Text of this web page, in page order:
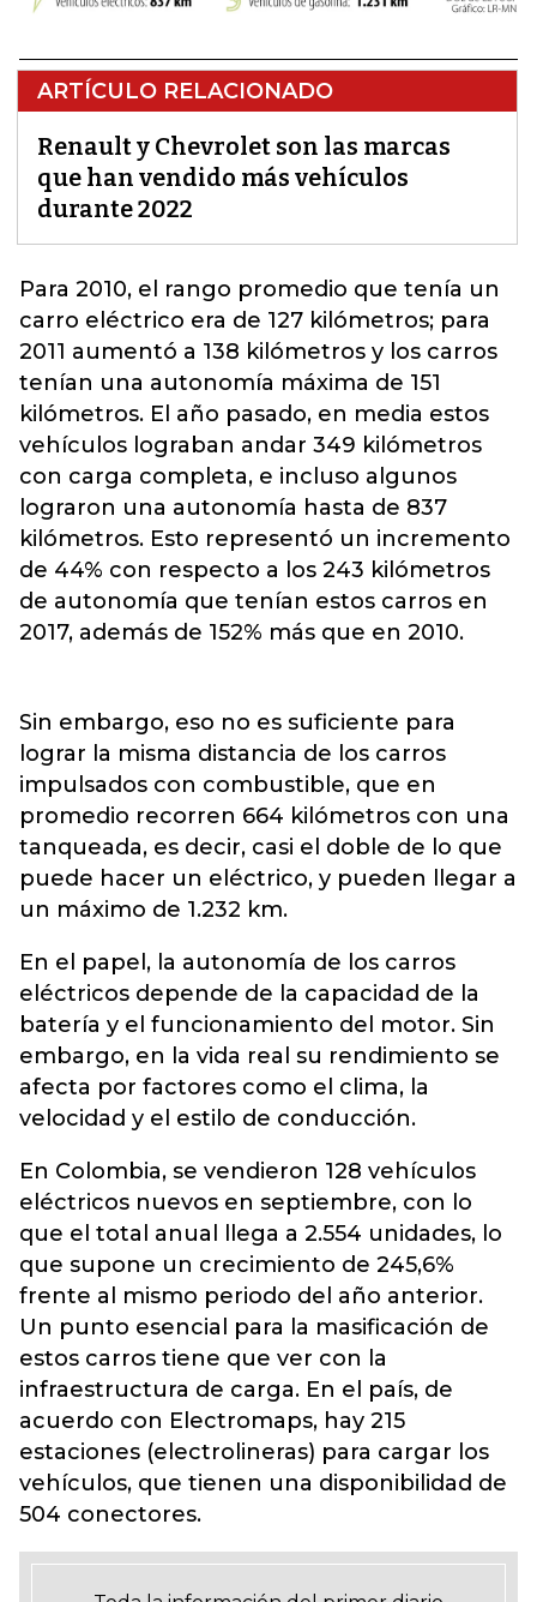
ARTÍCULO RELACIONADO
Renault y Chevrolet son las marcas
que han vendido más vehículos
durante 2022
Para 2010, el rango promedio que tenía un
carro eléctrico era de 127 kilómetros; para
2011 aumentó a 138 kilómetros y los carros
tenían una autonomía máxima de 151
kilómetros. El año pasado, en media estos
vehículos lograban andar 349 kilómetros
con carga completa, e incluso algunos
lograron una autonomía hasta de 837
kilómetros. Esto representó un incremento
de 44% con respecto a los 243 kilómetros
de autonomía que tenían estos carros en
2017, además de 152% más que en 2010.
Sin embargo, eso no es suficiente para
lograr la misma distancia de los carros
impulsados con combustible, que en
promedio recorren 664 kilómetros con una
tanqueada, es decir, casi el doble de lo que
puede hacer un eléctrico, y pueden llegar a
un máximo de 1.232 km.
En el papel, la autonomía de los carros
eléctricos depende de la capacidad de la
batería y el funcionamiento del motor. Sin
embargo, en la vida real su rendimiento se
afecta por factores como el clima, la
velocidad y el estilo de conducción.
En Colombia, se vendieron 128 vehículos
eléctricos nuevos en septiembre, con lo
que el total anual llega a 2.554 unidades, lo
que supone un crecimiento de 245,6%
frente al mismo periodo del año anterior.
Un punto esencial para la masificación de
estos carros tiene que ver con la
infraestructura de carga. En el país, de
acuerdo con Electromaps, hay 215
estaciones (electrolineras) para cargar los
vehículos, que tienen una disponibilidad de
504 conectores.